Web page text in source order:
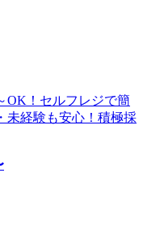
OK！セルフレジで簡
経験も安心！積極採